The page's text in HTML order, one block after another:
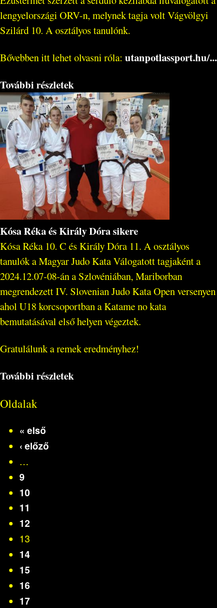
lengyelországi ORV-n, melynek tagja volt Vágvölgyi
Szilárd 10. A osztályos tanulónk.
Bővebben itt lehet olvasni róla: utanpotlassport.hu/...
További részletek
Kósa Réka és Király Dóra sikere
Kósa Réka 10. C és Király Dóra 11. A osztályos
tanulók a Magyar Judo Kata Válogatott tagjaként a
2024.12.07-08-án a Szlovéniában, Mariborban
megrendezett IV. Slovenian Judo Kata Open versenyen
ahol U18 korcsoportban a Katame no kata
bemutatásával első helyen végeztek.
Gratulálunk a remek eredményhez!
További részletek
Oldalak
« első
‹ előző
…
9
10
11
12
13
14
15
16
17